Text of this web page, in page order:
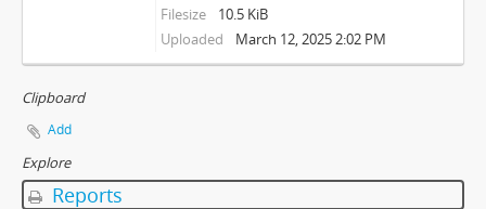
Filesize
10.5 KiB
Uploaded
March 12, 2025 2:02 PM
Clipboard
Add
Explore
Reports